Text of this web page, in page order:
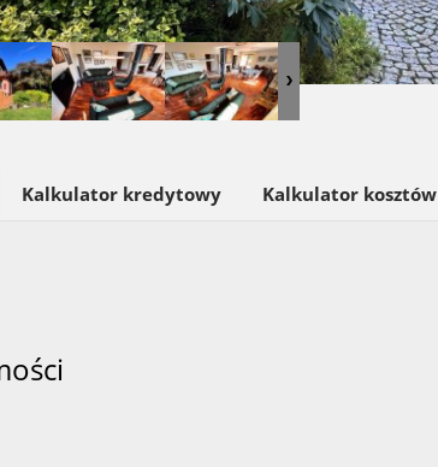
Kalkulator kredytowy Kalkulator kosztów